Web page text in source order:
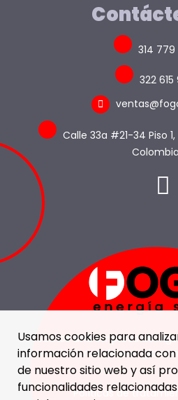
Usamos cookies para
información relacionada
de nuestro sitio web y así
funcionalidades
314 779
322 615
Calle 33a #21-34 Piso
Somos una empresa de
en soluciones de energía
Políticas de